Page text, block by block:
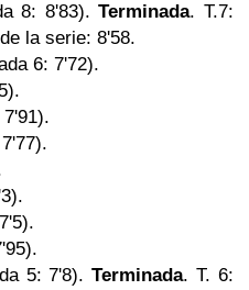
8: 8'83).Terminada. T.7:
la serie: 8'58.
6: 7'72).
5: 7'8).Terminada. T. 6: